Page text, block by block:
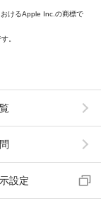
けるApple Inc.の商標で
。
設定